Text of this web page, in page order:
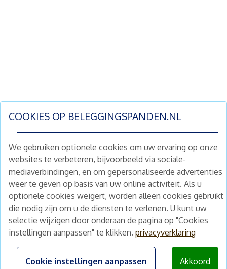
COOKIES OP BELEGGINGSPANDEN.NL
We gebruiken optionele cookies om uw ervaring op onze
websites te verbeteren, bijvoorbeeld via sociale-
mediaverbindingen, en om gepersonaliseerde advertenties
weer te geven op basis van uw online activiteit. Als u
optionele cookies weigert, worden alleen cookies gebruikt
die nodig zijn om u de diensten te verlenen. U kunt uw
selectie wijzigen door onderaan de pagina op "Cookies
instellingen aanpassen" te klikken. privacyverklaring
Cookie instellingen aanpassen Akkoord
Schrijf je nu in en ontvang wekelijks ons
nieuwe aanbod vastgoedbeleggingen.
Nieuwsbrief Abonneren
Home
Te koop
Nieuws
Schimmelstraat 5H
1053 TA Amsterdam
+31 (0) 30 225 31 12